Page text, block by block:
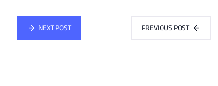
PREVIOUS POST
NEXT POST